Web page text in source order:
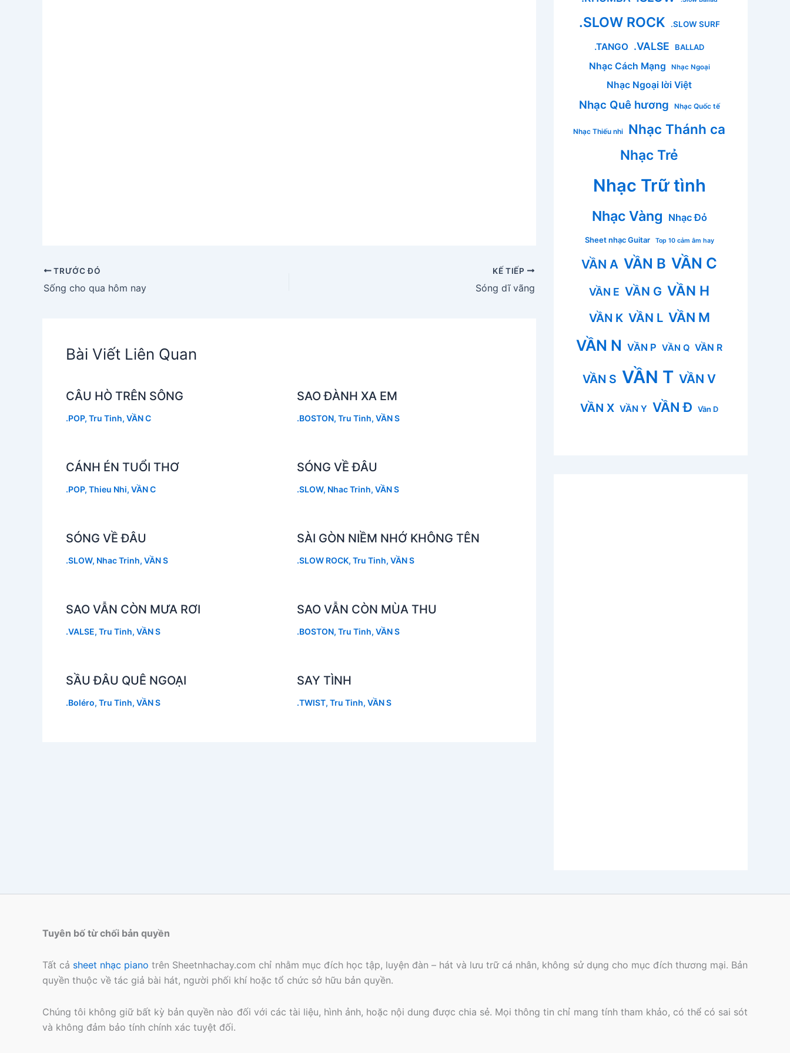
TRƯỚC ĐÓ
Sống cho qua hôm nay
KẾ TIẾP
Sóng dĩ vãng
Bài Viết Liên Quan
CÂU HÒ TRÊN SÔNG
.POP, Tru Tinh, VẦN C
SAO ĐÀNH XA EM
.BOSTON, Tru Tinh, VẦN S
CÁNH ÉN TUỔI THƠ
.POP, Thieu Nhi, VẦN C
SÓNG VỀ ĐÂU
.SLOW, Nhac Trinh, VẦN S
SÓNG VỀ ĐÂU
.SLOW, Nhac Trinh, VẦN S
SÀI GÒN NIỀM NHỚ KHÔNG TÊN
.SLOW ROCK, Tru Tinh, VẦN S
SAO VẪN CÒN MƯA RƠI
.VALSE, Tru Tinh, VẦN S
SAO VẪN CÒN MÙA THU
.BOSTON, Tru Tinh, VẦN S
SẦU ĐÂU QUÊ NGOẠI
.Boléro, Tru Tinh, VẦN S
SAY TÌNH
.TWIST, Tru Tinh, VẦN S
.SLOW ROCK .SLOW SURF
.TANGO .VALSE BALLAD
Nhạc Cách Mạng Nhạc Ngoại
Nhạc Ngoại lời Việt
Nhạc Quê hương Nhạc Quốc tế
Nhạc Thiếu nhi Nhạc Thánh ca
Nhạc Trẻ
Nhạc Trữ tình
Nhạc Vàng Nhạc Đỏ
Sheet nhạc Guitar Top 10 cảm âm hay
VẦN A VẦN B VẦN C
VẦN E VẦN G VẦN H
VẦN K VẦN L VẦN M
VẦN N VẦN P VẦN Q VẦN R
VẦN S VẦN T VẦN V
VẦN X VẦN Y VẦN Đ Vần D
Tuyên bố từ chối bản quyền
Tất cả sheet nhạc pianotrên Sheetnhachay.com chỉ nhằm mục đích học tập, luyện đàn – hát và lưu trữ cá nhân, không sử dụng cho mục đích thương mại. Bản
quyền thuộc về tác giả bài hát, người phối khí hoặc tổ chức sở hữu bản quyền.
Chúng tôi không giữ bất kỳ bản quyền nào đối với các tài liệu, hình ảnh, hoặc nội dung được chia sẻ. Mọi thông tin chỉ mang tính tham khảo, có thể có sai sót
và không đảm bảo tính chính xác tuyệt đối.